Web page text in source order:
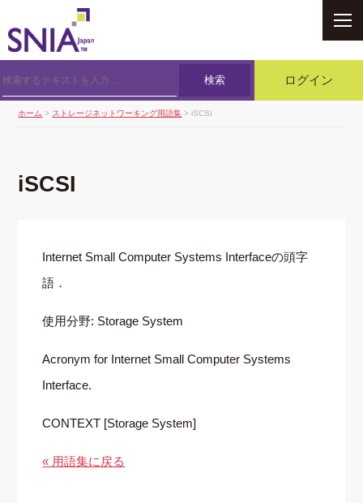
検索 ログイン
ホーム > ストレージネットワーキング用語集 > iSCSI
iSCSI
Internet Small Computer Systems Interfaceの頭字
語．
使用分野: Storage System
Acronym for Internet Small Computer Systems
Interface.
CONTEXT [Storage System]
« 用語集に戻る